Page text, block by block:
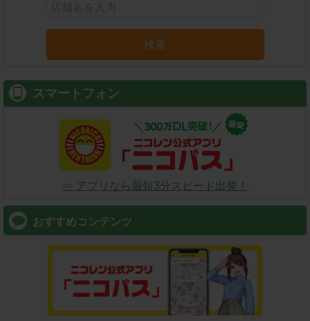
検索
スマートフォン
⇒ アプリなら最短3分スピード出発！
おすすめコンテンツ